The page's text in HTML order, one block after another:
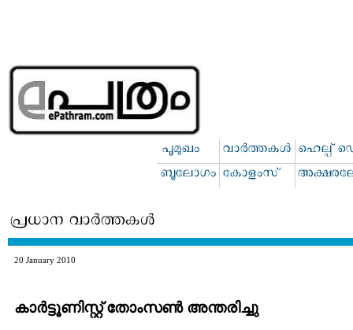
20 January 2010
കാര്‍ട്ടൂണിസ്റ്റ് തോംസണ്‍ അന്തരിച്ചു